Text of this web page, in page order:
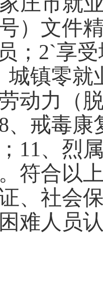
）文件
；2`享
城镇零就
动力（
、戒毒康
11、烈
符合以
、社会
难人员